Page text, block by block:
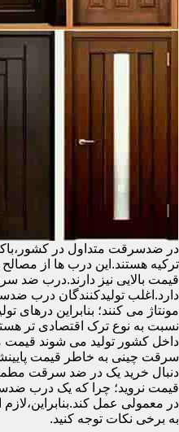
در ضدسرقت متداول در
ترکیه هستند.این درب ها از مصالح
قیمت بالایی نیز دارند.درب ضد
دارد.اغلب تولیدکنندگان درب
مونتاژ می کنند؛ بنابراین درهای
نسبت به نوع ترک اقتصادی تر
داخل کشور تولید می شوند
سرقت چینی به خاطر قیمت
دنبال خرید یک در ضد سرقت مطمئن
قیمت نروید؛ چرا که یک درب
در معمولی عمل
به برخی نکات توجه کنید.